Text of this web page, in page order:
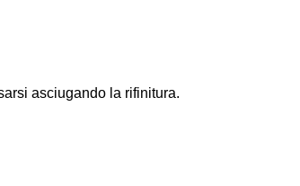
asciugando la rifinitura.